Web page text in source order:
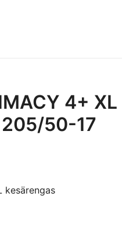
4+ XL
50-17
kesärengas